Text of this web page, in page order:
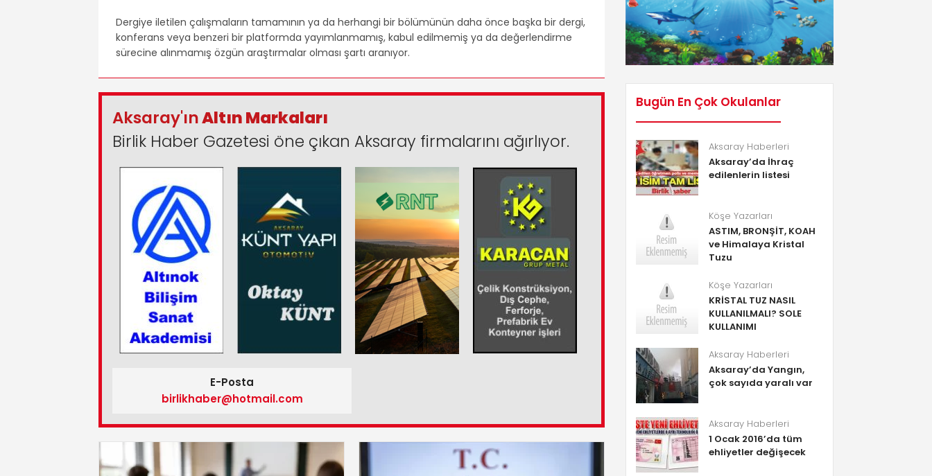
Dergiye iletilen çalışmaların tamamının ya da herhangi bir bölümünün daha önce başka bir dergi,
konferans veya benzeri bir platformda yayımlanmamış, kabul edilmemiş ya da değerlendirme
sürecine alınmamış özgün araştırmalar olması şartı aranıyor.
Aksaray'ınAltın Markaları
Birlik Haber Gazetesi öne çıkan Aksaray firmalarını ağırlıyor.
E-Posta
birlikhaber@hotmail.com
Bugün En Çok Okulanlar
Aksaray Haberleri
Aksaray’da İhraç
edilenlerin listesi
Köşe Yazarları
ASTIM, BRONŞİT, KOAH
ve Himalaya Kristal
Tuzu
Köşe Yazarları
KRİSTAL TUZ NASIL
KULLANILMALI? SOLE
KULLANIMI
Aksaray Haberleri
Aksaray’da Yangın,
çok sayıda yaralı var
Aksaray Haberleri
1 Ocak 2016’da tüm
ehliyetler değişecek